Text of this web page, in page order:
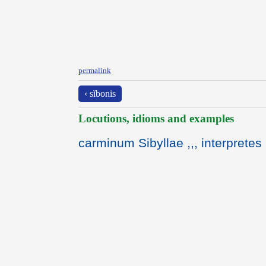
permalink
‹ sĭbonis
Locutions, idioms and examples
carminum Sibyllae ,,, interpretes